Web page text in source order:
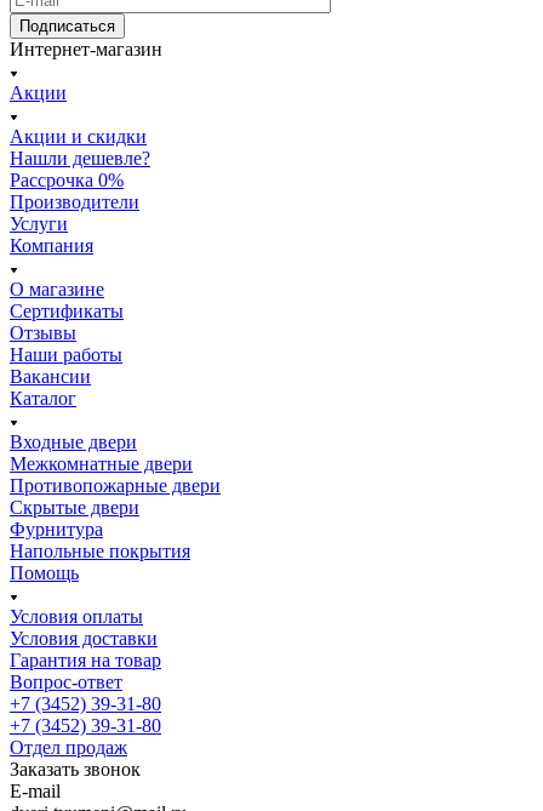
Подписаться
Интернет-магазин
Акции
Акции и скидки
Нашли дешевле?
Рассрочка 0%
Производители
Услуги
Компания
О магазине
Сертификаты
Отзывы
Наши работы
Вакансии
Каталог
Входные двери
Межкомнатные двери
Противопожарные двери
Скрытые двери
Фурнитура
Напольные покрытия
Помощь
Условия оплаты
Условия доставки
Гарантия на товар
Вопрос-ответ
+7 (3452) 39-31-80
+7 (3452) 39-31-80
Отдел продаж
Заказать звонок
E-mail